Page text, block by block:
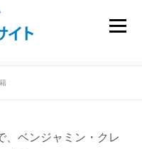
メニ
、ベンジャミン・クレ